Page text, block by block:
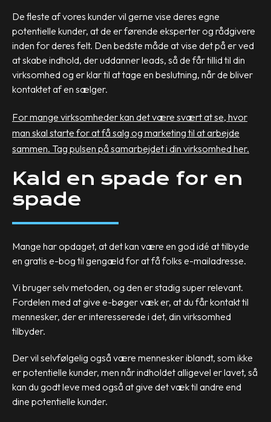
De fleste af vores kunder vil gerne vise deres egne
potentielle kunder, at de er førende eksperter og rådgivere
inden for deres felt. Den bedste måde at vise det på er ved
at skabe indhold, der uddanner leads, så de får tillid til din
virksomhed og er klar til at tage en beslutning, når de bliver
kontaktet af en sælger.
For mange virksomheder kan det være svært at se, hvor
man skal starte for at få salg og marketing til at arbejde
sammen. Tag pulsen på samarbejdet i din virksomhed her.
Kald en spade for en
spade
Mange har opdaget, at det kan være en god idé at tilbyde
en gratis e-bog til gengæld for at få folks e-mailadresse.
Vi bruger selv metoden, og den er stadig super relevant.
Fordelen med at give e-bøger væk er, at du får kontakt til
mennesker, der er interesserede i det, din virksomhed
tilbyder.
Der vil selvfølgelig også være mennesker iblandt, som ikke
er potentielle kunder, men når indholdet alligevel er lavet, så
kan du godt leve med også at give det væk til andre end
dine potentielle kunder.